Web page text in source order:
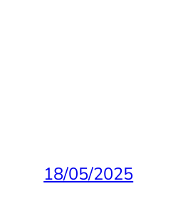
18/05/2025